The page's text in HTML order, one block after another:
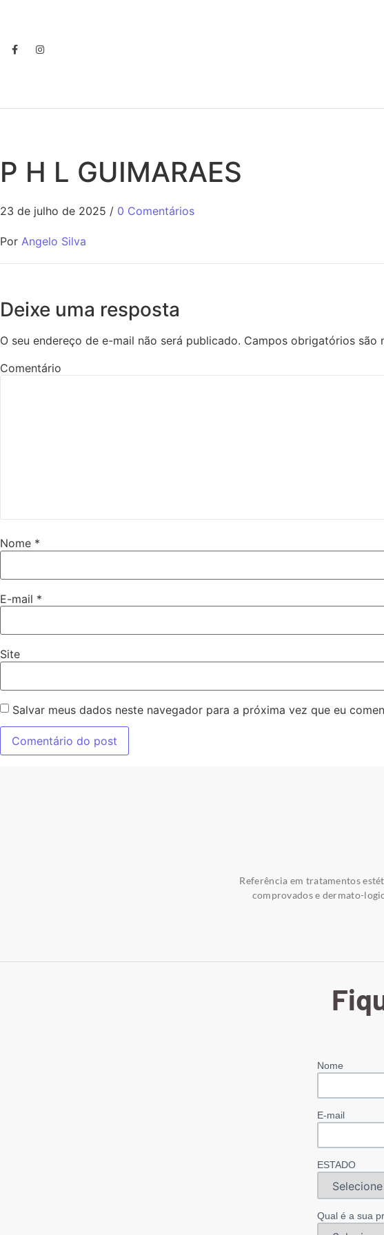
P H L GUIMARAES
23 de julho de 2025 / 0 Comentários
Por Angelo Silva
Deixe uma resposta
O seu endereço de e-mail não será publicado. Campos obrigatórios são
Comentário
Nome *
E-mail *
Site
Salvar meus dados neste navegador para a próxima vez que eu
Referência em tratamentos
comprovados e dermato-
Nome
E-mail
ESTADO
Qual é a sua